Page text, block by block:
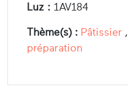
Luz : 1AV184
Thème(s) : Pâtissier ,
préparation